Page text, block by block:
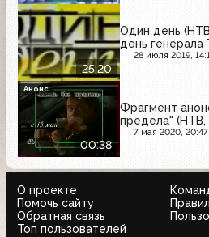
25:20
Один день
день
28 июля 2019,
00:38
Фрагмент
предела" (НТВ,
7 мая 2020, 20:47
Анонс
О проекте
Помочь сайту
Обратная связь
Топ пользователей